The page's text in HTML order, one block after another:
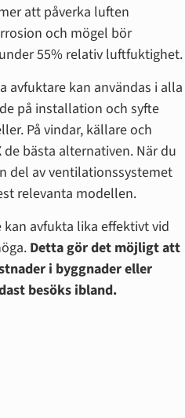
att påverka luften
och mögel bör
55% relativ luftfuktighet.
avfuktare kan användas i alla
på installation och syfte
På vindar, källare och
de bästa alternativen. När du
del av ventilationssystemet
relevanta modellen.
avfukta lika effektivt vid
Detta gör det möjligt att
i byggnader eller
besöks ibland.